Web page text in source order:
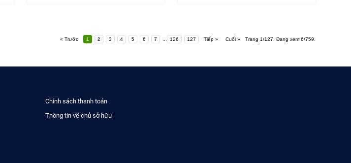
« Trước 1 2 3 4 5 6 7 126 127 Tiếp » Cuối » Trang 1/127. Đang xem 6/759.
Chính sách thanh toán
Thông tin về chủ sở hữu